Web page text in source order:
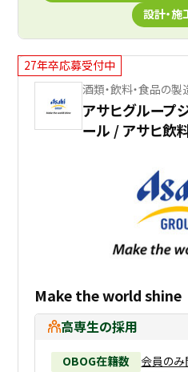
設計・施
27年卒応募受付中
酒類・飲料・食品の製
アサヒグループ
ール / アサヒ飲料
Make the world shine
高専生の採用
OBOG在籍数
会員の